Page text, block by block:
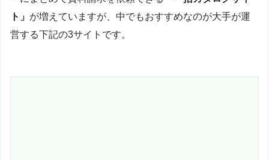
ト」 が増えていますが、中でもおすすめなのが大手が運
営する下記の3サイトです。